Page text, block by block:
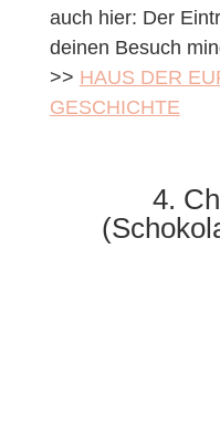
auch hier: Der
deinen Besuch
>> HAUS DER
GESCHICHTE
4.